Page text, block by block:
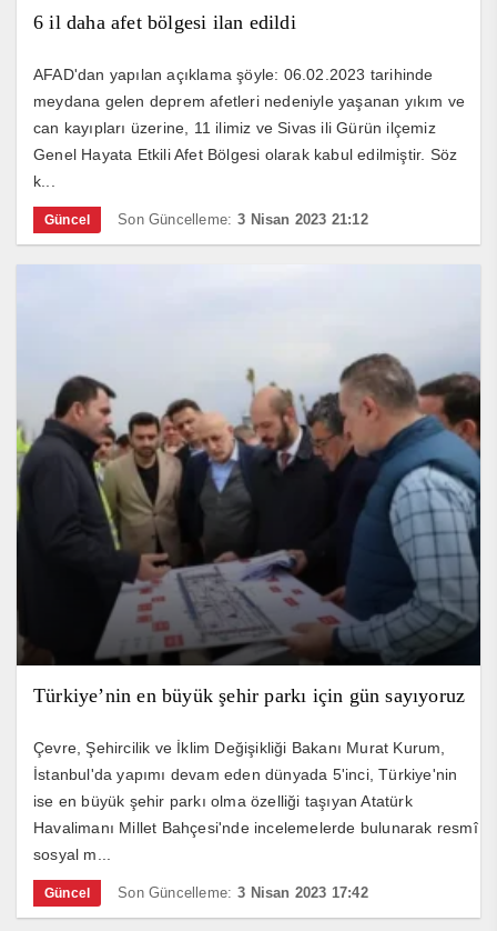
6 il daha afet bölgesi ilan edildi
AFAD'dan yapılan açıklama şöyle: 06.02.2023 tarihinde
meydana gelen deprem afetleri nedeniyle yaşanan yıkım ve
can kayıpları üzerine, 11 ilimiz ve Sivas ili Gürün ilçemiz
Genel Hayata Etkili Afet Bölgesi olarak kabul edilmiştir. Söz
k...
Güncel Son Güncelleme: 3 Nisan 2023 21:12
Türkiye’nin en büyük şehir parkı için gün sayıyoruz
Çevre, Şehircilik ve İklim Değişikliği Bakanı Murat Kurum,
İstanbul'da yapımı devam eden dünyada 5'inci, Türkiye'nin
ise en büyük şehir parkı olma özelliği taşıyan Atatürk
Havalimanı Millet Bahçesi'nde incelemelerde bulunarak resmî
sosyal m...
Güncel Son Güncelleme: 3 Nisan 2023 17:42